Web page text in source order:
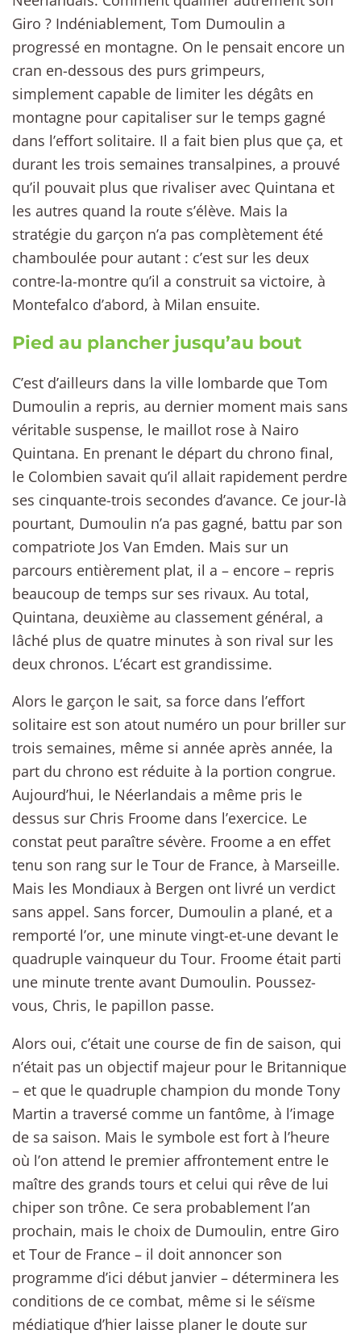
Giro ? Indéniablement, Tom Dumoulin a
progressé en montagne. On le pensait encore un
cran en-dessous des purs grimpeurs,
simplement capable de limiter les dégâts en
montagne pour capitaliser sur le temps gagné
dans l’effort solitaire. Il a fait bien plus que ça, et
durant les trois semaines transalpines, a prouvé
qu’il pouvait plus que rivaliser avec Quintana et
les autres quand la route s’élève. Mais la
stratégie du garçon n’a pas complètement été
chamboulée pour autant : c’est sur les deux
contre-la-montre qu’il a construit sa victoire, à
Montefalco d’abord, à Milan ensuite.
Pied au plancher jusqu’au bout
C’est d’ailleurs dans la ville lombarde que Tom
Dumoulin a repris, au dernier moment mais sans
véritable suspense, le maillot rose à Nairo
Quintana. En prenant le départ du chrono final,
le Colombien savait qu’il allait rapidement perdre
ses cinquante-trois secondes d’avance. Ce jour-là
pourtant, Dumoulin n’a pas gagné, battu par son
compatriote Jos Van Emden. Mais sur un
parcours entièrement plat, il a – encore – repris
beaucoup de temps sur ses rivaux. Au total,
Quintana, deuxième au classement général, a
lâché plus de quatre minutes à son rival sur les
deux chronos. L’écart est grandissime.
Alors le garçon le sait, sa force dans l’effort
solitaire est son atout numéro un pour briller sur
trois semaines, même si année après année, la
part du chrono est réduite à la portion congrue.
Aujourd’hui, le Néerlandais a même pris le
dessus sur Chris Froome dans l’exercice. Le
constat peut paraître sévère. Froome a en effet
tenu son rang sur le Tour de France, à Marseille.
Mais les Mondiaux à Bergen ont livré un verdict
sans appel. Sans forcer, Dumoulin a plané, et a
remporté l’or, une minute vingt-et-une devant le
quadruple vainqueur du Tour. Froome était parti
une minute trente avant Dumoulin. Poussez-
vous, Chris, le papillon passe.
Alors oui, c’était une course de fin de saison, qui
n’était pas un objectif majeur pour le Britannique
– et que le quadruple champion du monde Tony
Martin a traversé comme un fantôme, à l’image
de sa saison. Mais le symbole est fort à l’heure
où l’on attend le premier affrontement entre le
maître des grands tours et celui qui rêve de lui
chiper son trône. Ce sera probablement l’an
prochain, mais le choix de Dumoulin, entre Giro
et Tour de France – il doit annoncer son
programme d’ici début janvier – déterminera les
conditions de ce combat, même si le séïsme
médiatique d’hier laisse planer le doute sur